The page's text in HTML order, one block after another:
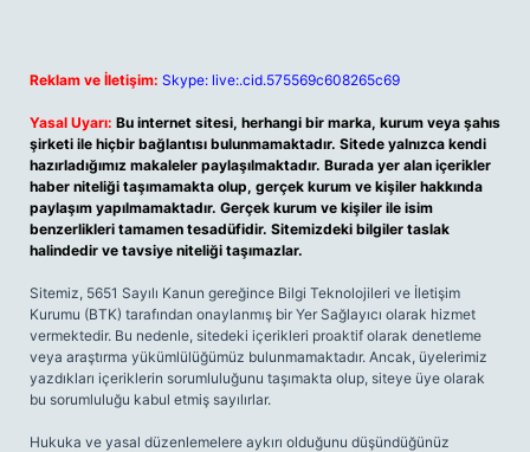
Reklam ve İletişim: Skype: live:.cid.575569c608265c69
Yasal Uyarı: Bu internet sitesi, herhangi bir marka, kurum veya şahıs
şirketi ile hiçbir bağlantısı bulunmamaktadır. Sitede yalnızca kendi
hazırladığımız makaleler paylaşılmaktadır. Burada yer alan içerikler
haber niteliği taşımamakta olup, gerçek kurum ve kişiler hakkında
paylaşım yapılmamaktadır. Gerçek kurum ve kişiler ile isim
benzerlikleri tamamen tesadüfidir. Sitemizdeki bilgiler taslak
halindedir ve tavsiye niteliği taşımazlar.
Sitemiz, 5651 Sayılı Kanun gereğince Bilgi Teknolojileri ve İletişim
Kurumu (BTK) tarafından onaylanmış bir Yer Sağlayıcı olarak hizmet
vermektedir. Bu nedenle, sitedeki içerikleri proaktif olarak denetleme
veya araştırma yükümlülüğümüz bulunmamaktadır. Ancak, üyelerimiz
yazdıkları içeriklerin sorumluluğunu taşımakta olup, siteye üye olarak
bu sorumluluğu kabul etmiş sayılırlar.
Hukuka ve yasal düzenlemelere aykırı olduğunu düşündüğünüz